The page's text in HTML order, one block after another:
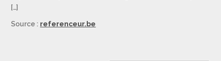
[…]
Source : referenceur.be